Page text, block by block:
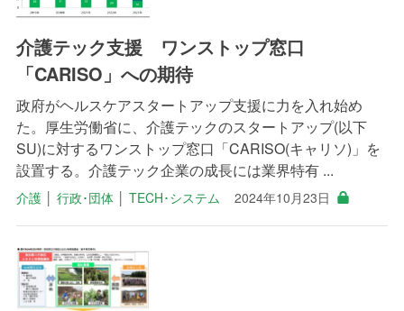
介護テック支援 ワンストップ窓口
「CARISO」への期待
政府がヘルスケアスタートアップ支援に力を入れ始め
た。厚生労働省に、介護テックのスタートアップ(以下
SU)に対するワンストップ窓口「CARISO(キャリソ)」を
設置する。介護テック企業の成長には業界特有 ...
介護│ 行政･団体│ TECH･システム 2024年10月23日